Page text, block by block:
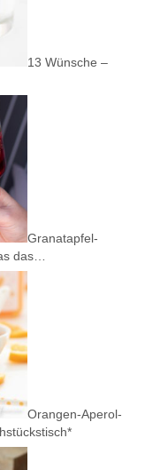
13 Wünsche –
Granatapfel-
das…
Orangen-Aperol-